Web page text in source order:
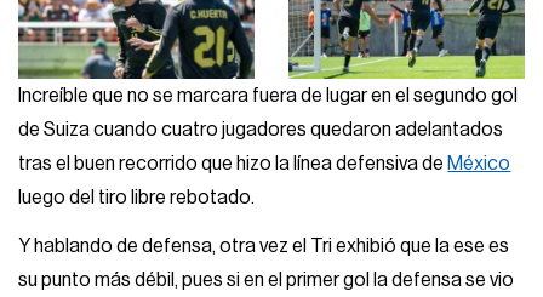
Increíble que no se marcara fuera de lugar en el segundo gol
de Suiza cuando cuatro jugadores quedaron adelantados
tras el buen recorrido que hizo la línea defensiva de México
luego del tiro libre rebotado.
Y hablando de defensa, otra vez el Tri exhibió que la ese es
su punto más débil, pues si en el primer gol la defensa se vio